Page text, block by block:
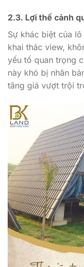
2.3. Lợi thế cảnh
Sự khác biệt của lô
khai thác view,
yếu tố quan trọng
này khó bị nhân
tăng giá vượt trội